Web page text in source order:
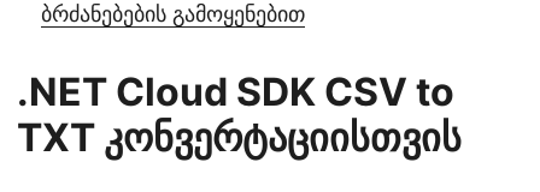
ბრძანებების გამოყენებით
.NET Cloud SDK CSV to
TXT კონვერტაციისთვის